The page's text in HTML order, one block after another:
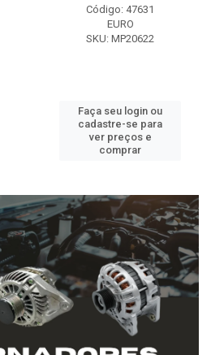
Código: 47631
EURO
SKU: MP20622
Faça seu login ou
cadastre-se para
ver preços e
comprar